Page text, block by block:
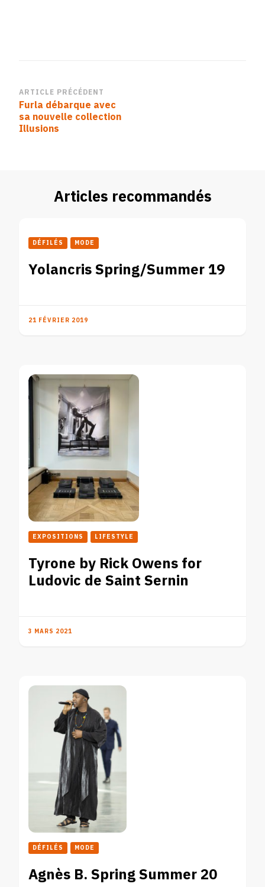
Navigation
d’article
ARTICLE PRÉCÉDENT
Furla débarque avec
sa nouvelle collection
Illusions
Articles recommandés
DÉFILÉS MODE
Yolancris Spring/Summer 19
21 FÉVRIER 2019
EXPOSITIONS LIFESTYLE
Tyrone by Rick Owens for
Ludovic de Saint Sernin
3 MARS 2021
DÉFILÉS MODE
Agnès B. Spring Summer 20